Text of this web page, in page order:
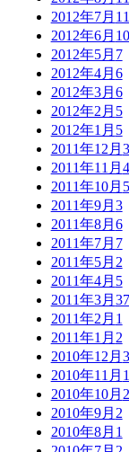
2012年7月 11
2012年6月 10
2012年5月 7
2012年4月 6
2012年3月 6
2012年2月 5
2012年1月 5
2011年12月 3
2011年11月 4
2011年10月 5
2011年9月 3
2011年8月 6
2011年7月 7
2011年5月 2
2011年4月 5
2011年3月 37
2011年2月 1
2011年1月 2
2010年12月 3
2010年11月 1
2010年10月 2
2010年9月 2
2010年8月 1